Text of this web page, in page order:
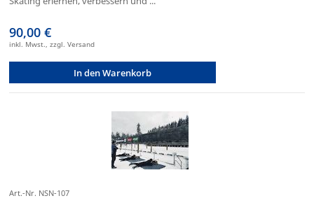
90,00 €
inkl. Mwst., zzgl. Versand
In den Warenkorb
Art.-Nr. NSN-107